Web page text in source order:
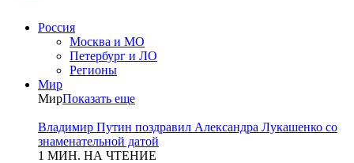
Россия
Москва и МО
Петербург и ЛО
Регионы
Мир
МирПоказать еще
Владимир Путин поздравил Александра Лукашенко со
знаменательной датой
1 МИН. НА ЧТЕНИЕ